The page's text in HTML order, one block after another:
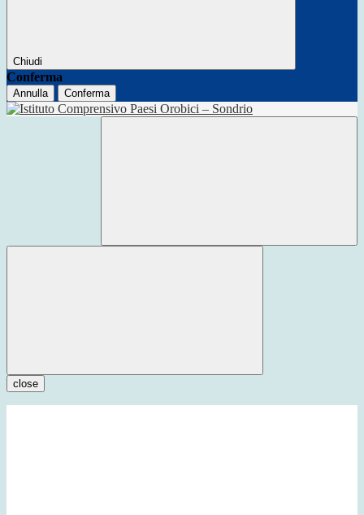
Chiudi
Conferma
Annulla Conferma
close